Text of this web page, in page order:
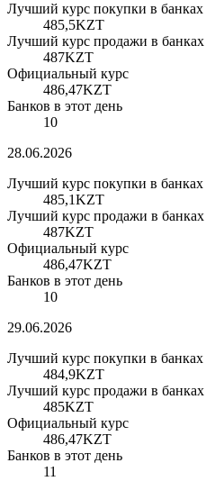
Лучший курс покупки в банках
485,5KZT
Лучший курс продажи в банках
487KZT
Официальный курс
486,47KZT
Банков в этот день
10
28.06.2026
Лучший курс покупки в банках
485,1KZT
Лучший курс продажи в банках
487KZT
Официальный курс
486,47KZT
Банков в этот день
10
29.06.2026
Лучший курс покупки в банках
484,9KZT
Лучший курс продажи в банках
485KZT
Официальный курс
486,47KZT
Банков в этот день
11